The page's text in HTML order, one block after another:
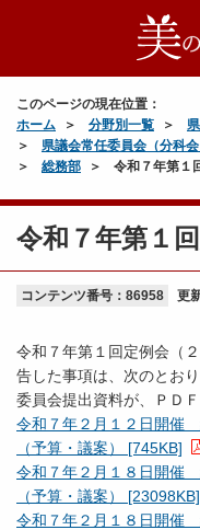
このページの現在位置：
ホーム
分野別一覧
県議会常任委員会（分科
総務部
令和７年第１
令和７年第１
コンテンツ番号：86958 更
令和７年第１回定例会（
告した事項は、次のとおり
委員会提出資料が、ＰＤ
令和７年２月１２日開
（予算・議案） [745KB]
令和７年２月１８日開
（予算・議案） [23098KB]
令和７年２月１８日開